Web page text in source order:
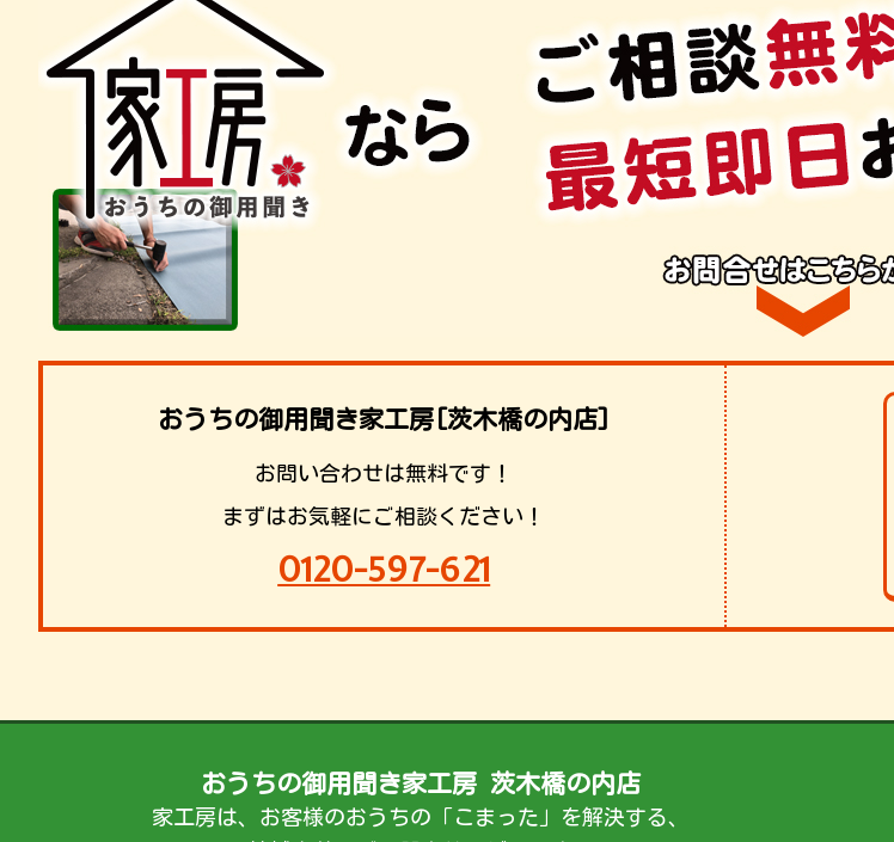
おうちの御用聞き家工房[茨木橋の内店]
お問い合わせは無料です！
まずはお気軽にご相談ください！
0120-597-621
おうちの御用聞き家工房 茨木橋の内店
家工房は、お客様のおうちの「こまった」を解決する、